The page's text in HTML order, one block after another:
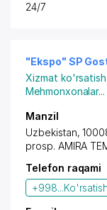
24/7
"Ekspo" SP
Xizmat
Mehmonxonalar...
Manzil
Uzbekistan,
prosp. AMIRA
Telefon raqami
+998...Ko'rsatish